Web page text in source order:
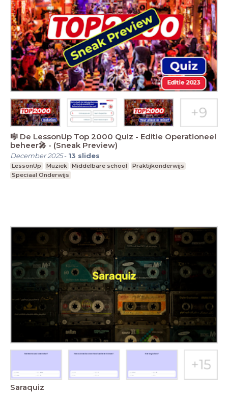
🎼 De LessonUp Top 2000 Quiz - Editie Operationeel
beheer🎤 - (Sneak Preview)
December 2025- 13 slides
LessonUp Muziek Middelbare school
Praktijkonderwijs
Speciaal Onderwijs
Saraquiz